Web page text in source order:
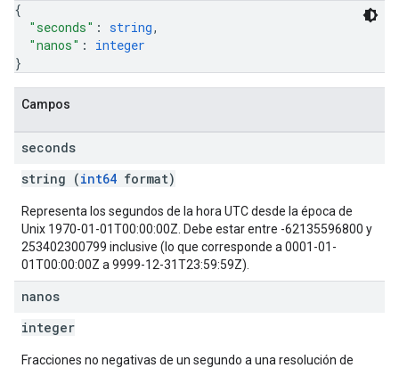
{
"seconds" : string,
"nanos" : integer
}
Campos
seconds
string (int64 format)
Representa los segundos de la hora UTC desde la época de
Unix 1970-01-01T00:00:00Z. Debe estar entre -62135596800 y
253402300799 inclusive (lo que corresponde a 0001-01-
01T00:00:00Z a 9999-12-31T23:59:59Z).
nanos
integer
Fracciones no negativas de un segundo a una resolución de